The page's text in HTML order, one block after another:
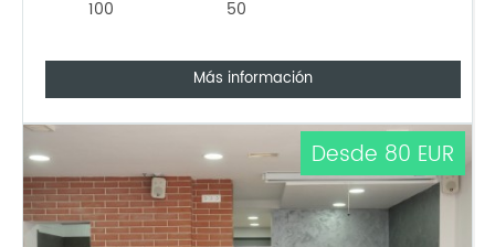
100 50
Más información
Desde 80 EUR